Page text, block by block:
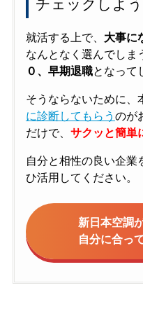
チェックしよう
就活する上で、 大事に
なんとなく選んでしま
０、早期退職となって
そうならないために、
に診断してもらう のが
だけで、 サクッと簡単
自分と相性の良い企業
ひ活用してください。
新日本空調
自分に合っ